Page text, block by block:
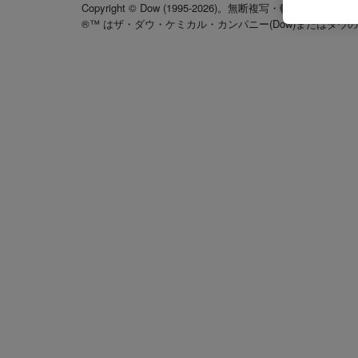
Copyright © Dow (1995-2026)。無断複写・転載を禁じます
®™ はザ・ダウ・ケミカル・カンパニー(Dow)またはダウ